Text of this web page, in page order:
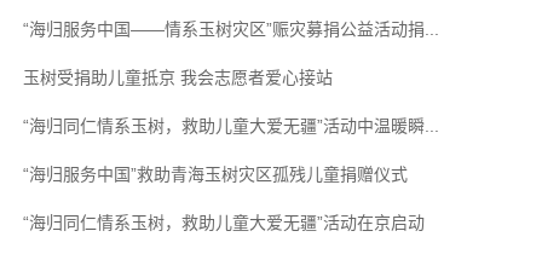
“海归服务中国——情系玉树灾区”赈灾募捐公益活动捐...
玉树受捐助儿童抵京 我会志愿者爱心接站
“海归同仁情系玉树，救助儿童大爱无疆”活动中温暖瞬...
“海归服务中国”救助青海玉树灾区孤残儿童捐赠仪式
“海归同仁情系玉树，救助儿童大爱无疆”活动在京启动